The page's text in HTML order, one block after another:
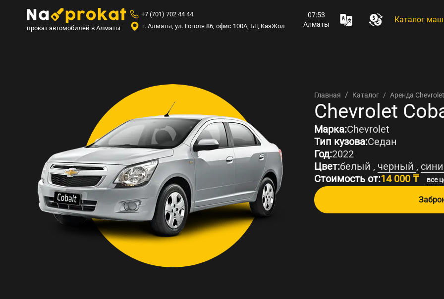
прокат автомобилей в Алматы
+7 (701) 702 44 44
г. Алматы, ул. Гоголя 86, офис 100А, БЦ КазЖол
07:53
Алматы
Каталог
Главная Каталог Аренда
Аренда
Chevrolet
Марка:Chevrolet
Тип кузова:Седан
Год:2022
Цвет:белый , черный ,
Стоимость от:14 000 ₸ все